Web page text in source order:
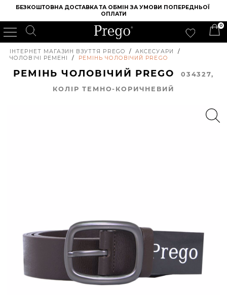
БЕЗКОШТОВНА ДОСТАВКА ТА ОБМІН ЗА УМОВИ ПОПЕРЕДНЬОЇ
ОПЛАТИ
0
ІНТЕРНЕТ МАГАЗИН ВЗУТТЯ PREGO / АКСЕСУАРИ
/
ЧОЛОВІЧІ РЕМЕНІ
/ РЕМІНЬ ЧОЛОВІЧИЙ PREGO
РЕМІНЬ ЧОЛОВІЧИЙ PREGO
034327,
КОЛIР ТЕМНО-КОРИЧНЕВИЙ